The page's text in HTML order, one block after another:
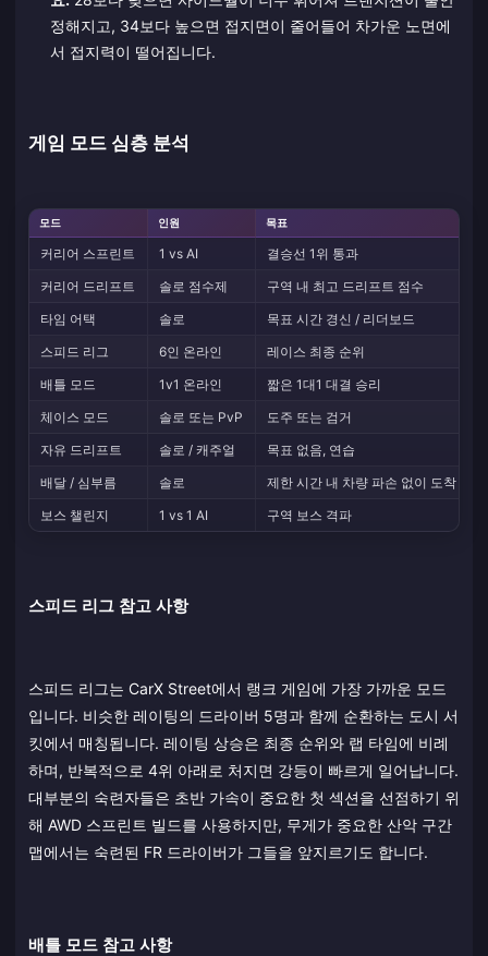
정해지고, 34보다 높으면 접지면이 줄어들어 차가운 노면에
서 접지력이 떨어집니다.
게임 모드 심층 분석
모드 인원 목표
커리어 스프린트 1 vs AI 결승선 1위 통과
커리어 드리프트
솔로 점수제 구역 내 최고 드리프트 점수
타임 어택
솔로 목표 시간 경신 / 리더보드
스피드 리그
6인 온라인 레이스 최종 순위
배틀 모드
1v1 온라인 짧은 1대1 대결 승리
체이스 모드
솔로 또는 PvP 도주 또는 검거
자유 드리프트
솔로 / 캐주얼 목표 없음, 연습
배달 / 심부름
솔로 제한 시간 내 차량 파손 없이 도착
보스 챌린지
1 vs 1 AI 구역 보스 격파
스피드 리그 참고 사항
스피드 리그는 CarX Street에서 랭크 게임에 가장 가까운 모드
입니다. 비슷한 레이팅의 드라이버 5명과 함께 순환하는 도시 서
킷에서 매칭됩니다. 레이팅 상승은 최종 순위와 랩 타임에 비례
하며, 반복적으로 4위 아래로 처지면 강등이 빠르게 일어납니다.
대부분의 숙련자들은 초반 가속이 중요한 첫 섹션을 선점하기 위
해 AWD 스프린트 빌드를 사용하지만, 무게가 중요한 산악 구간
맵에서는 숙련된 FR 드라이버가 그들을 앞지르기도 합니다.
배틀 모드 참고 사항